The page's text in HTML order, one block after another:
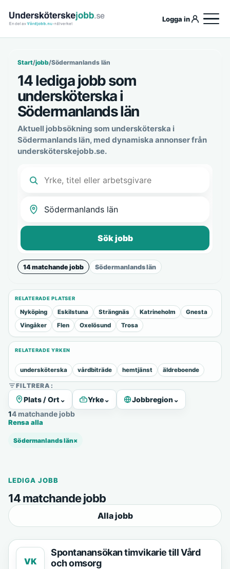
Logga in
Start/jobb/Södermanlands län
14 lediga jobb som
undersköterska i
Södermanlands län
Aktuell jobbsökning som undersköterska i
Södermanlands län, med dynamiska annonser från
undersköterskejobb.se.
Sök jobb
14 matchande jobb Södermanlands län
RELATERADE PLATSER
Nyköping Eskilstuna Strängnäs Katrineholm
Gnesta
Vingåker
Flen Oxelösund Trosa
RELATERADE YRKEN
undersköterska vårdbiträde hemtjänst äldreboende
FILTRERA:
Plats / Ort ⌄ Yrke⌄ Jobbregion⌄
14 matchande jobb
Rensa alla
Södermanlands län×
LEDIGA JOBB
14 matchande jobb
Alla jobb
VK
Spontanansökan timvikarie till Vård
och omsorg